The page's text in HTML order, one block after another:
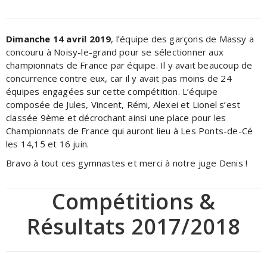
Dimanche 14 avril 2019, l’équipe des garçons de Massy a
concouru à Noisy-le-grand pour se sélectionner aux
championnats de France par équipe. Il y avait beaucoup de
concurrence contre eux, car il y avait pas moins de 24
équipes engagées sur cette compétition. L’équipe
composée de Jules, Vincent, Rémi, Alexei et Lionel s’est
classée 9ème et décrochant ainsi une place pour les
Championnats de France qui auront lieu à Les Ponts-de-Cé
les 14,15 et 16 juin.
Bravo à tout ces gymnastes et merci à notre juge Denis !
Compétitions &
Résultats 2017/2018